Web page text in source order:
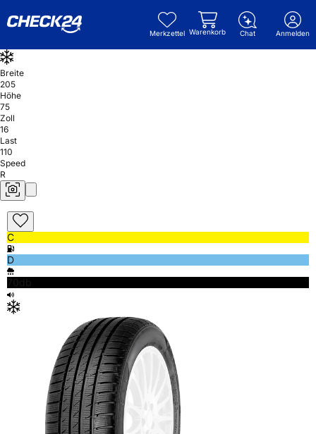
Merkzettel Warenkorb Chat Anmelden
Breite
205
Höhe
75
Zoll
16
Last
110
Speed
R
C
D
70db